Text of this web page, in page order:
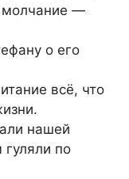
молчание —
о его
всё, что
нашей
по